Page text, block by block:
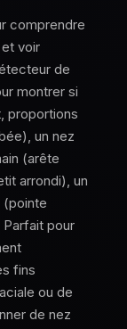
comprendre
voir
de
montrer si
proportions
un nez
(arête
arrondi), un
(pointe
pour
fins
ou de
de nez